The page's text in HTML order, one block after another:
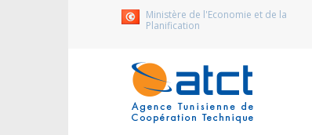
Ministère de l'Economie et de la
Planification